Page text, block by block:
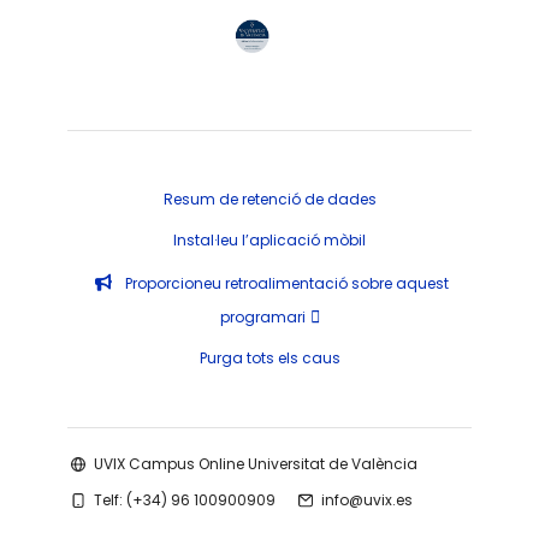
Resum de retenció de dades
Instal·leu l’aplicació mòbil
Proporcioneu retroalimentació sobre aquest
programari
Purga tots els caus
UVIX Campus Online Universitat de València
Telf: (+34) 96 100900909
info@uvix.es